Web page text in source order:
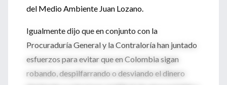
del Medio Ambiente Juan Lozano.
Igualmente dijo que en conjunto con la
Procuraduría General y la Contraloría han juntado
esfuerzos para evitar que en Colombia sigan
robando, despilfarrando o desviando el dinero